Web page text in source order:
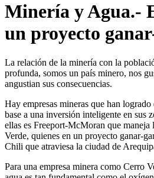
Minería y Agua.-
un proyecto
La relación de la minería con la
profunda, somos un país minero, nos
angustian sus consecuencias.
Hay empresas mineras que han
base a una inversión inteligente en sus
ellas es Freeport-McMoran que maneja
Verde, quienes en un proyecto ganar-
Chili que atraviesa la ciudad de
Para una empresa minera como Cerro